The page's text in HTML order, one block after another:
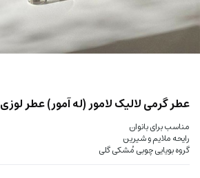
عطر گرمی لالیک لامور (له آمور) عطر لوزی
مناسب برای بانوان
رایحه ملایم و شیرین
گروه بویایی چوبی مُشکی گلی